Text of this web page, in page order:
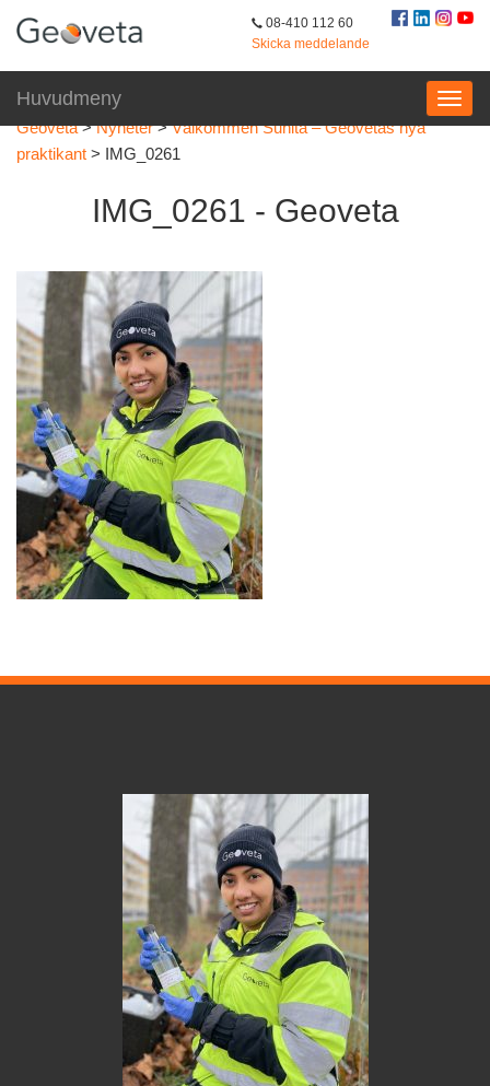
08-410 112 60
Skicka meddelande
Huvudmeny
Geoveta>Nyheter>Välkommen Sunita – Geovetas nya
praktikant > IMG_0261
IMG_0261 - Geoveta